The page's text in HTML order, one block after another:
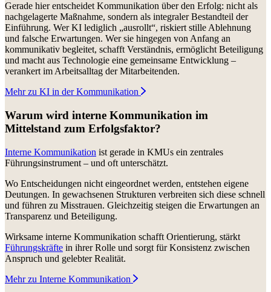
Gerade hier entscheidet Kommunikation über den Erfolg: nicht als
nachgelagerte Maßnahme, sondern als integraler Bestandteil der
Einführung. Wer KI lediglich „ausrollt“, riskiert stille Ablehnung
und falsche Erwartungen. Wer sie hingegen von Anfang an
kommunikativ begleitet, schafft Verständnis, ermöglicht Beteiligung
und macht aus Technologie eine gemeinsame Entwicklung –
verankert im Arbeitsalltag der Mitarbeitenden.
Mehr zu KI in der Kommunikation
Warum wird interne Kommunikation im
Mittelstand zum Erfolgsfaktor?
Interne Kommunikation ist gerade in KMUs ein zentrales
Führungsinstrument – und oft unterschätzt.
Wo Entscheidungen nicht eingeordnet werden, entstehen eigene
Deutungen. In gewachsenen Strukturen verbreiten sich diese schnell
und führen zu Misstrauen. Gleichzeitig steigen die Erwartungen an
Transparenz und Beteiligung.
Wirksame interne Kommunikation schafft Orientierung, stärkt
Führungskräfte in ihrer Rolle und sorgt für Konsistenz zwischen
Anspruch und gelebter Realität.
Mehr zu Interne Kommunikation